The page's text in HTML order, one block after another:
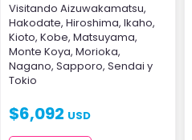
Visitando Aizuwakamatsu,
Hakodate, Hiroshima, Ikaho,
Kioto, Kobe, Matsuyama,
Monte Koya, Morioka,
Nagano, Sapporo, Sendai y
Tokio
$6,092 USD